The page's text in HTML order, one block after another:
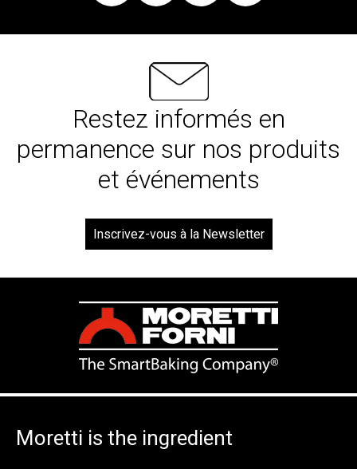
Restez informés en
permanence sur nos produits
et événements
Inscrivez-vous à la Newsletter
Moretti is the ingredient